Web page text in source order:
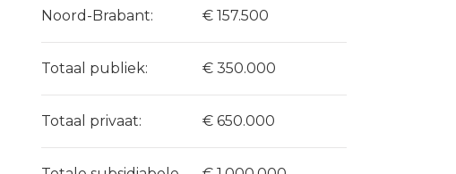
Noord-Brabant:
€ 157.500
Totaal publiek: € 350.000
Totaal privaat: € 650.000